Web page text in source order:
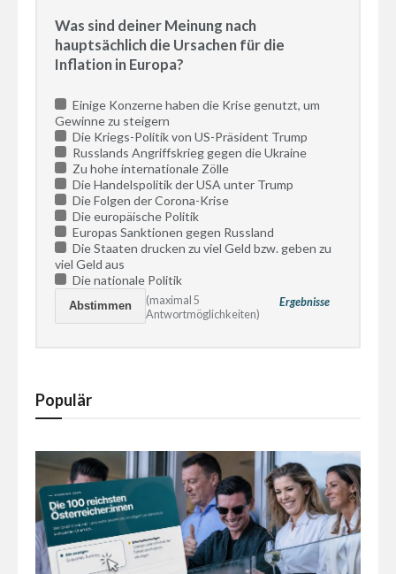
Was sind deiner Meinung nach
hauptsächlich die Ursachen für die
Inflation in Europa?
Einige Konzerne haben die Krise genutzt, um
Gewinne zu steigern
Die Kriegs-Politik von US-Präsident Trump
Russlands Angriffskrieg gegen die Ukraine
Zu hohe internationale Zölle
Die Handelspolitik der USA unter Trump
Die Folgen der Corona-Krise
Die europäische Politik
Europas Sanktionen gegen Russland
Die Staaten drucken zu viel Geld bzw. geben zu
viel Geld aus
Die nationale Politik
Ergebnisse
(maximal 5
Antwortmöglichkeiten)
Populär